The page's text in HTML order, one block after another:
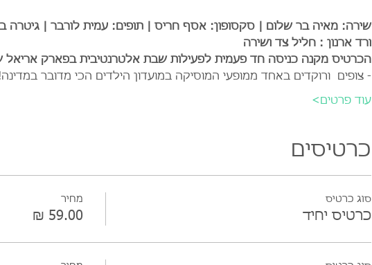
שירה: מאיה בר שלום | סקסופון: אסף חריס | תופים: עמית לורבר | גיטרה
ורד ארנון : חליל צד ושירה
הכרטיס מקנה כניסה חד פעמית לפעילות שבת אלטרנטיבית בפארק אריאל
- צופים  ורוקדים באחד ממופעי המוסיקה במועדון הילדים הכי מדובר
עוד פרטים>
כרטיסים
סוג כרטיס
כרטיס יחיד
מחיר